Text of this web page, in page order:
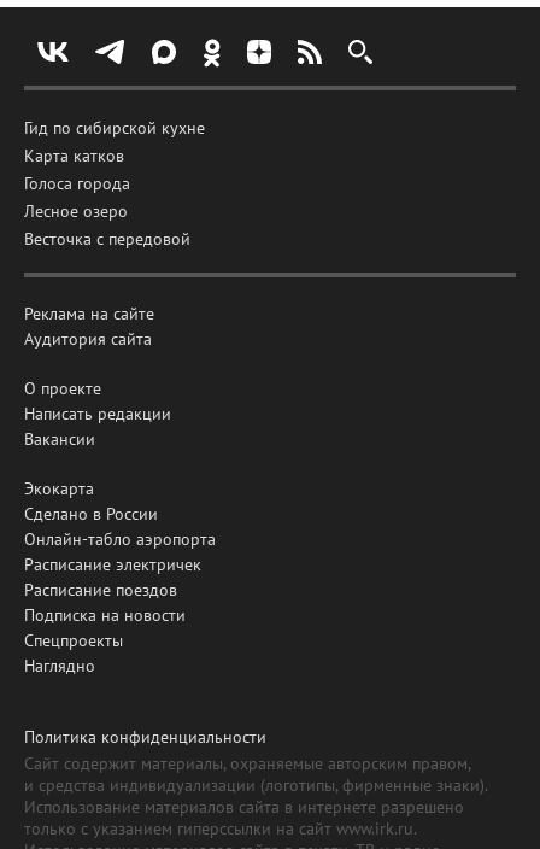
Гид по сибирской кухне
Карта катков
Голоса города
Лесное озеро
Весточка с передовой
Реклама на сайте
Аудитория сайта
О проекте
Написать редакции
Вакансии
Экокарта
Сделано в России
Онлайн-табло аэропорта
Расписание электричек
Расписание поездов
Подписка на новости
Спецпроекты
Наглядно
Политика конфиденциальности
Сайт содержит материалы, охраняемые авторским правом,
и средства индивидуализации (логотипы, фирменные знаки).
Использование материалов сайта в интернете разрешено
только с указанием гиперссылки на сайт www.irk.ru.